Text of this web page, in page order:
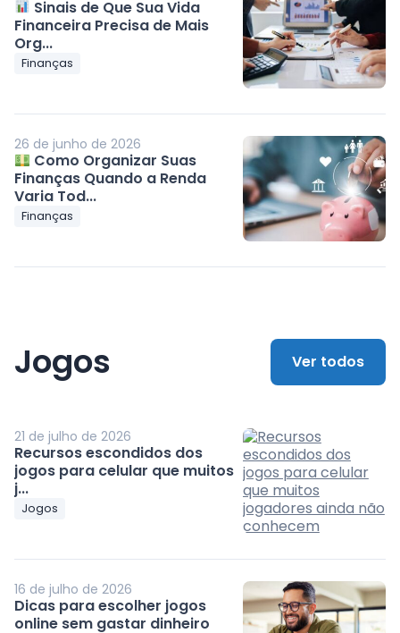
Sinais de Que Sua Vida
Financeira Precisa de Mais
Org...
Finanças
26 de junho de 2026
Como Organizar Suas
Finanças Quando a Renda
Varia Tod...
Finanças
Jogos Ver todos
21 de julho de 2026
Recursos escondidos dos
jogos para celular que muitos
j...
Jogos
16 de julho de 2026
Dicas para escolher jogos
online sem gastar dinheiro